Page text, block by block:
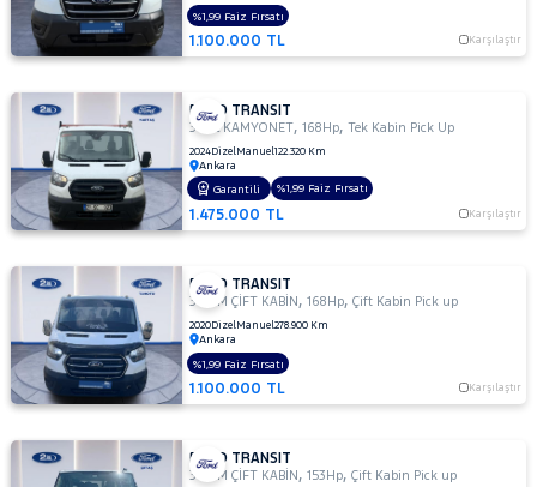
1.100.000 TL Karşılaştır
%1,99 Faiz Fırsatı
FORD TRANSIT
350L KAMYONET,168Hp,Tek Kabin Pick Up
2024DizelManuel122.320 Km
Ankara
1.475.000 TL Karşılaştır
Garantili %1,99 Faiz Fırsatı
FORD TRANSIT
350 M ÇİFT KABİN ,168Hp,Çift Kabin Pick up
2020DizelManuel278.900 Km
Ankara
1.100.000 TL Karşılaştır
%1,99 Faiz Fırsatı
FORD TRANSIT
350 M ÇİFT KABİN ,153Hp,Çift Kabin Pick up